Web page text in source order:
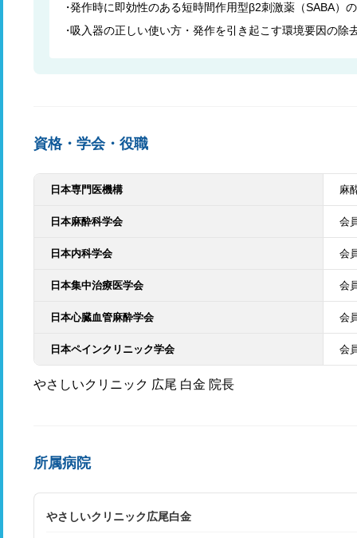
発作時に即効性のある短時間作用型β2刺激薬（SABA）
吸入器の正しい使い方・発作を引き起こす環境要因の除
資格・学会・役職
日本専門医機構 麻
日本麻酔科学会 会
日本内科学会 会
日本集中治療医学会 会
日本心臓血管麻酔学会 会
日本ペインクリニック学会 会
やさしいクリニック 広尾 白金 院長
所属病院
やさしいクリニック広尾白金